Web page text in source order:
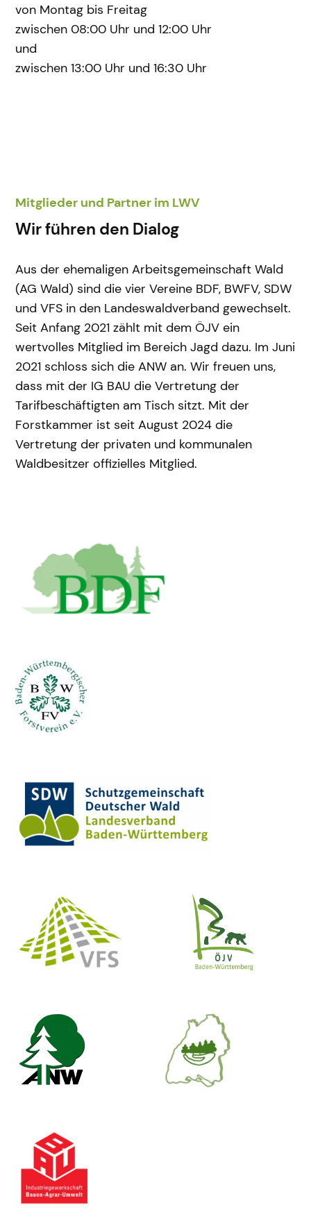
von Montag bis Freitag
zwischen 08:00 Uhr und 12:00 Uhr
und
zwischen 13:00 Uhr und 16:30 Uhr
Mitglieder und Partner im LWV
Wir führen den Dialog
Aus der ehemaligen Arbeitsgemeinschaft Wald
(AG Wald) sind die vier Vereine BDF, BWFV, SDW
und VFS in den Landeswaldverband gewechselt.
Seit Anfang 2021 zählt mit dem ÖJV ein
wertvolles Mitglied im Bereich Jagd dazu. Im Juni
2021 schloss sich die ANW an. Wir freuen uns,
dass mit der IG BAU die Vertretung der
Tarifbeschäftigten am Tisch sitzt. Mit der
Forstkammer ist seit August 2024 die
Vertretung der privaten und kommunalen
Waldbesitzer offizielles Mitglied.